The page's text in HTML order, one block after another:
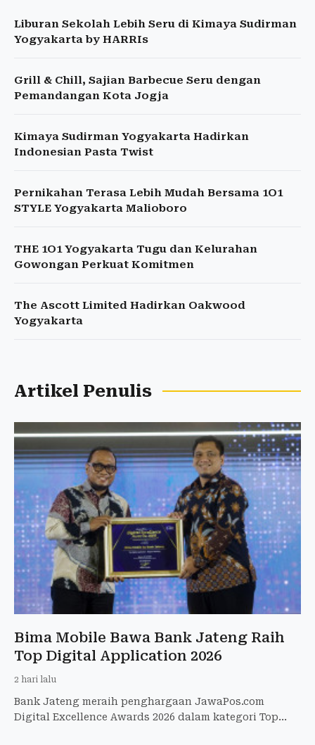
Liburan Sekolah Lebih Seru di Kimaya Sudirman
Yogyakarta by HARRIs
Grill & Chill, Sajian Barbecue Seru dengan
Pemandangan Kota Jogja
Kimaya Sudirman Yogyakarta Hadirkan
Indonesian Pasta Twist
Pernikahan Terasa Lebih Mudah Bersama 1O1
STYLE Yogyakarta Malioboro
THE 1O1 Yogyakarta Tugu dan Kelurahan
Gowongan Perkuat Komitmen
The Ascott Limited Hadirkan Oakwood
Yogyakarta
Artikel Penulis
Bima Mobile Bawa Bank Jateng Raih
Top Digital Application 2026
2 hari lalu
Bank Jateng meraih penghargaan JawaPos.com
Digital Excellence Awards 2026 dalam kategori Top